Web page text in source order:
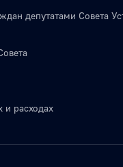
депутатами Совета
и расходах